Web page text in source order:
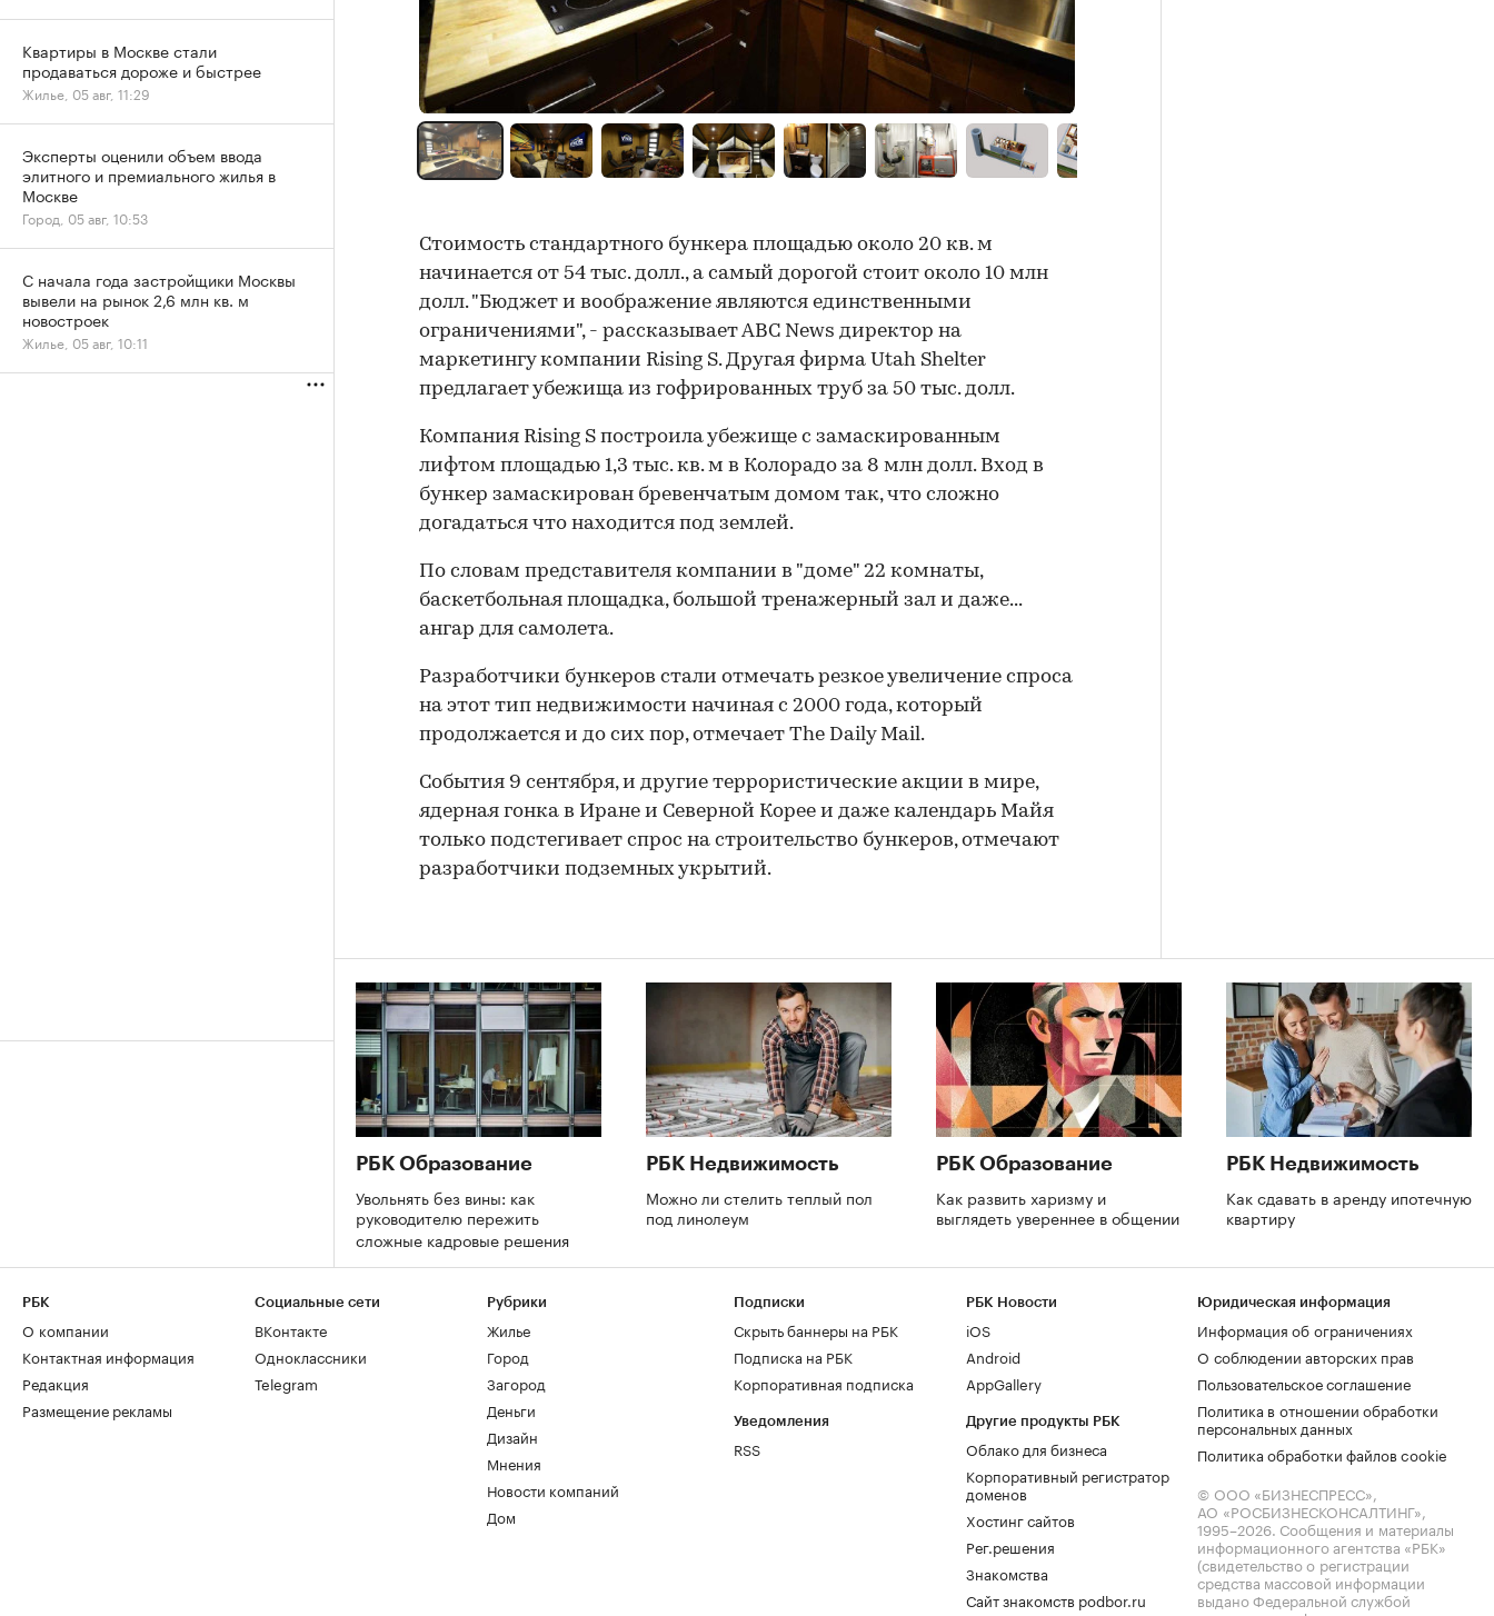
Стоимость стандартного бункера площадью около 20 кв. м
начинается от 54 тыс. долл., а самый дорогой стоит около 10 млн
долл. "Бюджет и воображение являются единственными
ограничениями", - рассказывает АBC News директор на
маркетингу компании Rising S. Другая фирма Utah Shelter
предлагает убежища из гофрированных труб за 50 тыс. долл.
Компания Rising S построила убежище с замаскированным
лифтом площадью 1,3 тыс. кв. м в Колорадо за 8 млн долл. Вход в
бункер замаскирован бревенчатым домом так, что сложно
догадаться что находится под землей.
По словам представителя компании в "доме" 22 комнаты,
баскетбольная площадка, большой тренажерный зал и даже...
ангар для самолета.
Разработчики бункеров стали отмечать резкое увеличение спроса
на этот тип недвижимости начиная с 2000 года, который
продолжается и до сих пор, отмечает The Daily Mail.
События 9 сентября, и другие террористические акции в мире,
ядерная гонка в Иране и Северной Корее и даже календарь Майя
только подстегивает спрос на строительство бункеров, отмечают
разработчики подземных укрытий.
РБК Образование
Увольнять без вины: как
руководителю пережить
сложные кадровые решения
РБК Недвижимость
Можно ли стелить теплый пол
под линолеум
РБК Образование
Как развить харизму и
выглядеть увереннее в общении
РБК Недвижимость
Как сдавать в аренду ипотечную
квартиру
Квартиры в Москве стали
продаваться дороже и быстрее
Жилье, 05 авг, 11:29
Эксперты оценили объем ввода
элитного и премиального жилья в
Москве
Город, 05 авг, 10:53
С начала года застройщики Москвы
вывели на рынок 2,6 млн кв. м
новостроек
Жилье, 05 авг, 10:11
РБК
О компании
Контактная информация
Редакция
Размещение рекламы
Социальные сети
ВКонтакте
Одноклассники
Telegram
Рубрики
Жилье
Город
Загород
Деньги
Дизайн
Мнения
Новости компаний
Дом
Подписки
Скрыть баннеры на РБК
Подписка на РБК
Корпоративная подписка
Уведомления
RSS
РБК Новости
iOS
Android
AppGallery
Другие продукты РБК
Облако для бизнеса
Корпоративный регистратор
доменов
Хостинг сайтов
Рег.решения
Знакомства
Сайт знакомств podbor.ru
Юридическая информация
Информация об ограничениях
О соблюдении авторских прав
Пользовательское соглашение
Политика в отношении обработки
персональных данных
Политика обработки файлов cookie
© ООО «БИЗНЕСПРЕСС»,
АО «РОСБИЗНЕСКОНСАЛТИНГ»,
1995–2026. Сообщения и материалы
информационного агентства «РБК»
(свидетельство о регистрации
средства массовой информации
выдано Федеральной службой